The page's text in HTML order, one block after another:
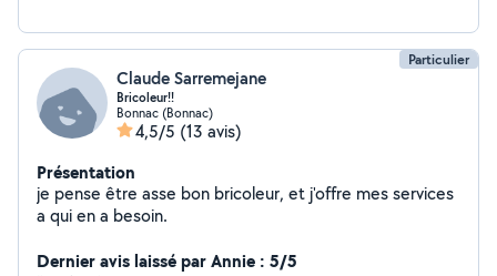
Particulier
Claude Sarremejane
Bricoleur!!
Bonnac (Bonnac)
4,5/5 (13 avis)
Présentation
je pense être asse bon bricoleur, et j'offre mes services
a qui en a besoin.
Dernier avis laissé par Annie : 5/5